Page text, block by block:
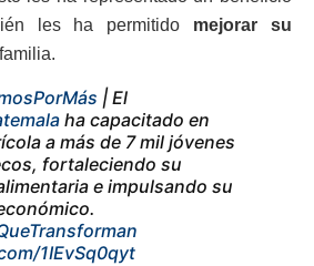
les ha permitido mejorar su
| El
ha capacitado en
a más de 7 mil jóvenes
fortaleciendo su
e impulsando su
1IEvSq0qyt